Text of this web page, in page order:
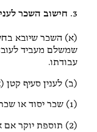
3. חישוב השכר לענין שכר המינימום (תיקון: תשנ"ז)
שמשלם מעביד
עבודתו.
(ב) לענין סעיף קטן
(1) שכר יסוד או שכר משולב;
(2) תוספת יוקר אם איננה כלולה בשכר המשולב;